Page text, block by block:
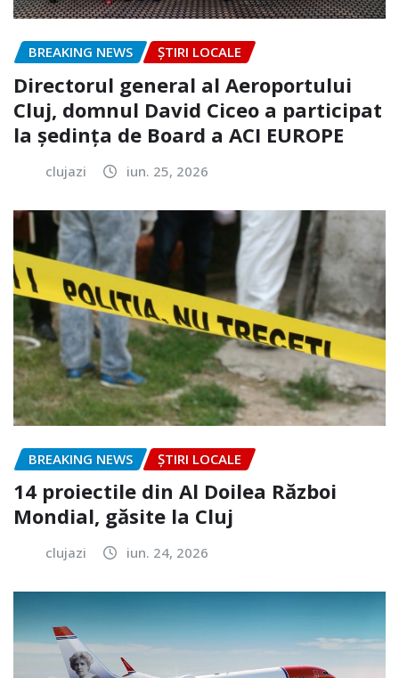
BREAKING NEWS ȘTIRI LOCALE
Directorul general al Aeroportului
Cluj, domnul David Ciceo a participat
la ședința de Board a ACI EUROPE
clujazi iun. 25, 2026
BREAKING NEWS ȘTIRI LOCALE
14 proiectile din Al Doilea Război
Mondial, găsite la Cluj
clujazi iun. 24, 2026